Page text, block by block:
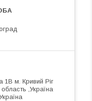
1В м. Кривий Ріг
,Україна